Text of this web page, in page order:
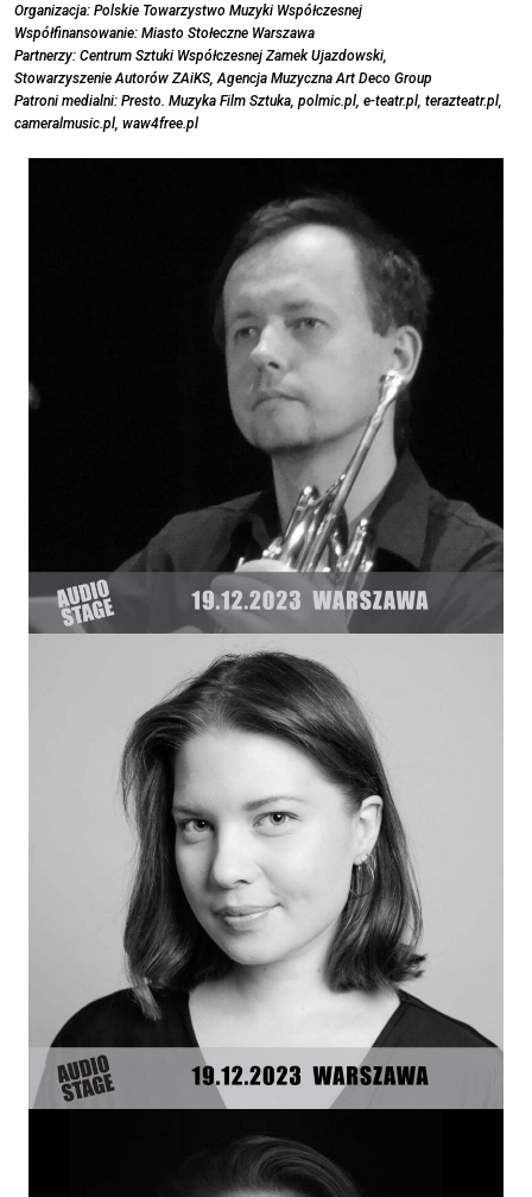
Organizacja: Polskie Towarzystwo Muzyki Współczesnej
Współfinansowanie: Miasto Stołeczne Warszawa
Partnerzy: Centrum Sztuki Współczesnej Zamek Ujazdowski,
Stowarzyszenie Autorów ZAiKS, Agencja Muzyczna Art Deco Group
Patroni medialni: Presto. Muzyka Film Sztuka, polmic.pl, e-teatr.pl, terazteatr.pl,
cameralmusic.pl, waw4free.pl